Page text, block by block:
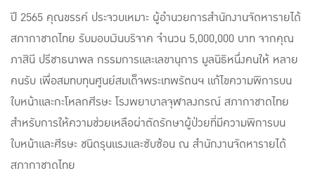
ปี 2565 คุณขรรค์ ประจวบเหมาะ ผู้อำนวยการสำนักงานจัดหารายได้
สภากาชาดไทย รับมอบเงินบริจาค จำนวน 5,000,000 บาท จากคุณ
ภาสินี ปรีชาธนาพล กรรมการและเลขานุการ มูลนิธิหนึ่งคนให้ หลาย
คนรับ เพื่อสมทบทุนศูนย์สมเด็จพระเทพรัตนฯ แก้ไขความพิการบน
ใบหน้าและกะโหลกศีรษะ โรงพยาบาลจุฬาลงกรณ์ สภากาชาดไทย
สำหรับการให้ความช่วยเหลือผ่าตัดรักษาผู้ป่วยที่มีความพิการบน
ใบหน้าและศีรษะ ชนิดรุนแรงและซับซ้อน ณ สำนักงานจัดหารายได้
สภากาชาดไทย